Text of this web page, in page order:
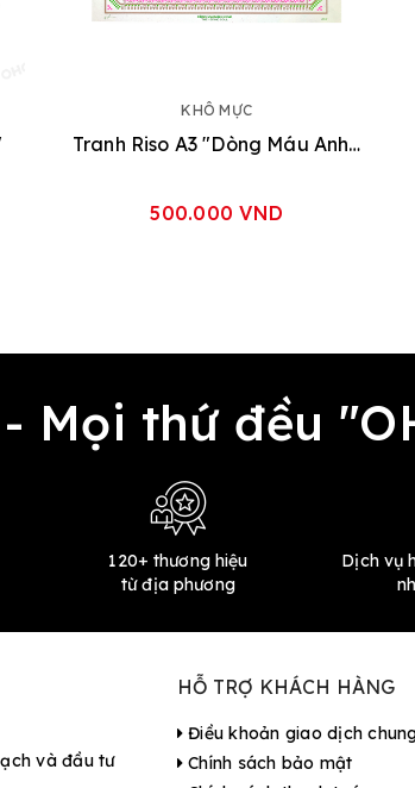
KHÔ MỰC
Tranh Riso A3 "Dòng Máu Anh Hùng'
500.000 VND
Mọi thứ đều
120+ thương hiệu
từ địa phương
Dịch vụ
và đầu tư
HỖ TRỢ KHÁCH HÀNG
Điều khoản giao dịch
Chính sách bảo mật